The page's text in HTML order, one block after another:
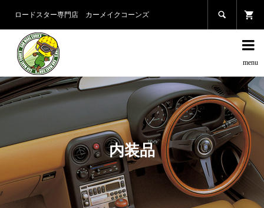
ロードスター専門店 カーメイクコーンズ 

内装品